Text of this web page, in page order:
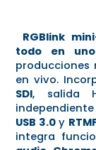
RGBlink
todo en
en vivo.
SDI, salida
USB 3.0y
integra